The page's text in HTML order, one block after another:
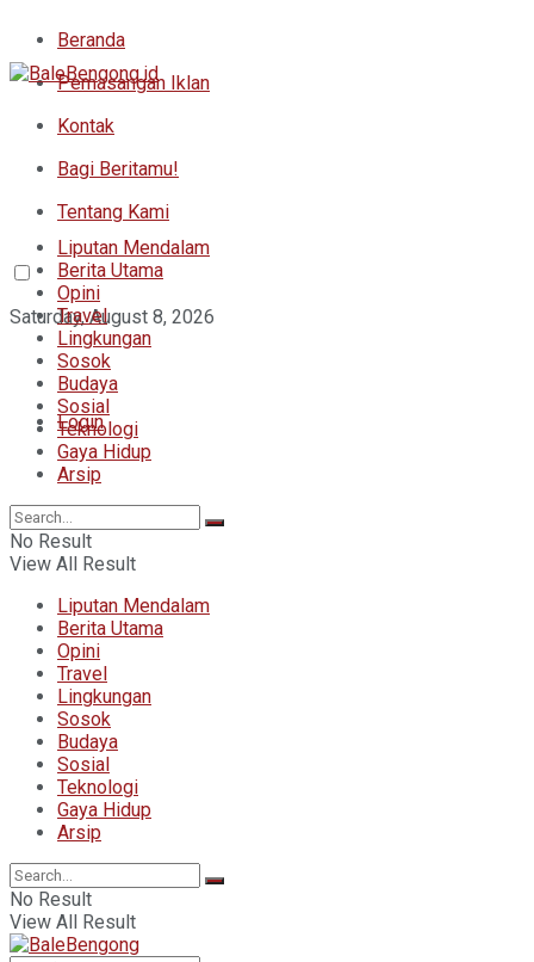
Beranda
Pemasangan Iklan
Kontak
Bagi Beritamu!
Tentang Kami
Saturday, August 8, 2026
Login
Liputan Mendalam
Berita Utama
Opini
Travel
Lingkungan
Sosok
Budaya
Sosial
Teknologi
Gaya Hidup
Arsip
No Result
View All Result
Liputan Mendalam
Berita Utama
Opini
Travel
Lingkungan
Sosok
Budaya
Sosial
Teknologi
Gaya Hidup
Arsip
No Result
View All Result